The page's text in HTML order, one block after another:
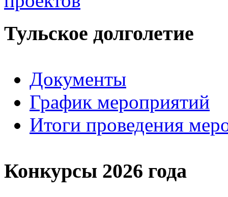
Тульское долголетие
Документы
График мероприятий
Итоги проведения
Конкурсы 2026 года